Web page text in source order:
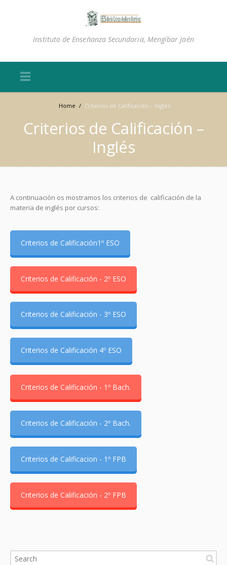
Instituto de Enseñanza Secundaria, Mengíbar Jaén
Home / Criterios de Calificación – Inglés
Criterios de Calificación –
Inglés
A continuación os mostramos los criterios de calificación de la
materia de inglés por cursos:
Criterios de Calificación1º ESO
Criterios de Calificación - 2º ESO
Criterios de Calificación - 3º ESO
Criterios de Calificación 4º ESO
Criterios de Calificación - 1º Bach.
Criterios de Calificación - 2º Bach.
Criterios de Calificacion - 1º FPB
Criterios de Calificación - 2º FPB